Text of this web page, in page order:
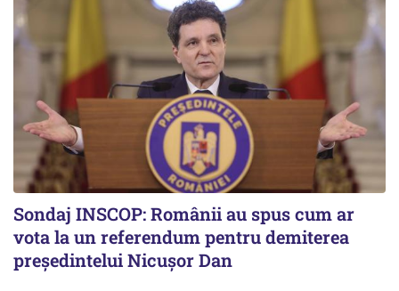
Sondaj INSCOP: Românii au spus cum ar
vota la un referendum pentru demiterea
președintelui Nicușor Dan